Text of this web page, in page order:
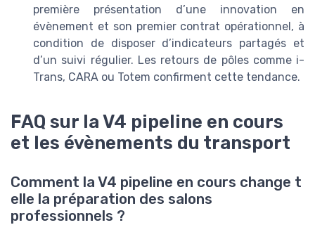
première présentation d’une innovation en
évènement et son premier contrat opérationnel, à
condition de disposer d’indicateurs partagés et
d’un suivi régulier. Les retours de pôles comme i-
Trans, CARA ou Totem confirment cette tendance.
FAQ sur la V4 pipeline en cours
et les évènements du transport
Comment la V4 pipeline en cours change t
elle la préparation des salons
professionnels ?